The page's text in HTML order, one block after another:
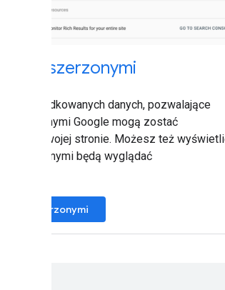
rozszerzonymi
uporządkowanych danych, pozwalające
Google mogą zostać
na Twojej stronie. Możesz też
będą wyglądać
rozszerzonymi